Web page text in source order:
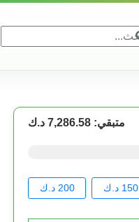
متبقي: 7,286.58 د.ك
150 د.ك 200 د.ك